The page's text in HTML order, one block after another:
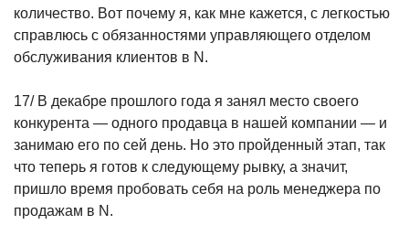
количество. Вот почему я, как мне кажется, с легкостью
справлюсь с обязанностями управляющего отделом
обслуживания клиентов в N.
17/ В декабре прошлого года я занял место своего
конкурента — одного продавца в нашей компании — и
занимаю его по сей день. Но это пройденный этап, так
что теперь я готов к следующему рывку, а значит,
пришло время пробовать себя на роль менеджера по
продажам в N.